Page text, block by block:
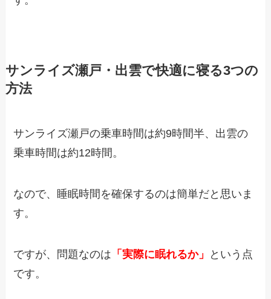
サンライズ瀬戸・出雲で快適に寝る3つの
方法
サンライズ瀬戸の乗車時間は約9時間半、出雲の
乗車時間は約12時間。
なので、睡眠時間を確保するのは簡単だと思いま
す。
ですが、問題なのは 「実際に眠れるか」
という点
です。